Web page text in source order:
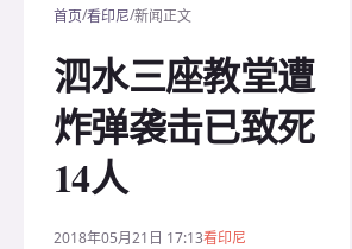
首页/看印尼/新闻正文
泗水三座教堂遭
炸弹袭击已致死
14人
2018年05月21日 17:13看印尼